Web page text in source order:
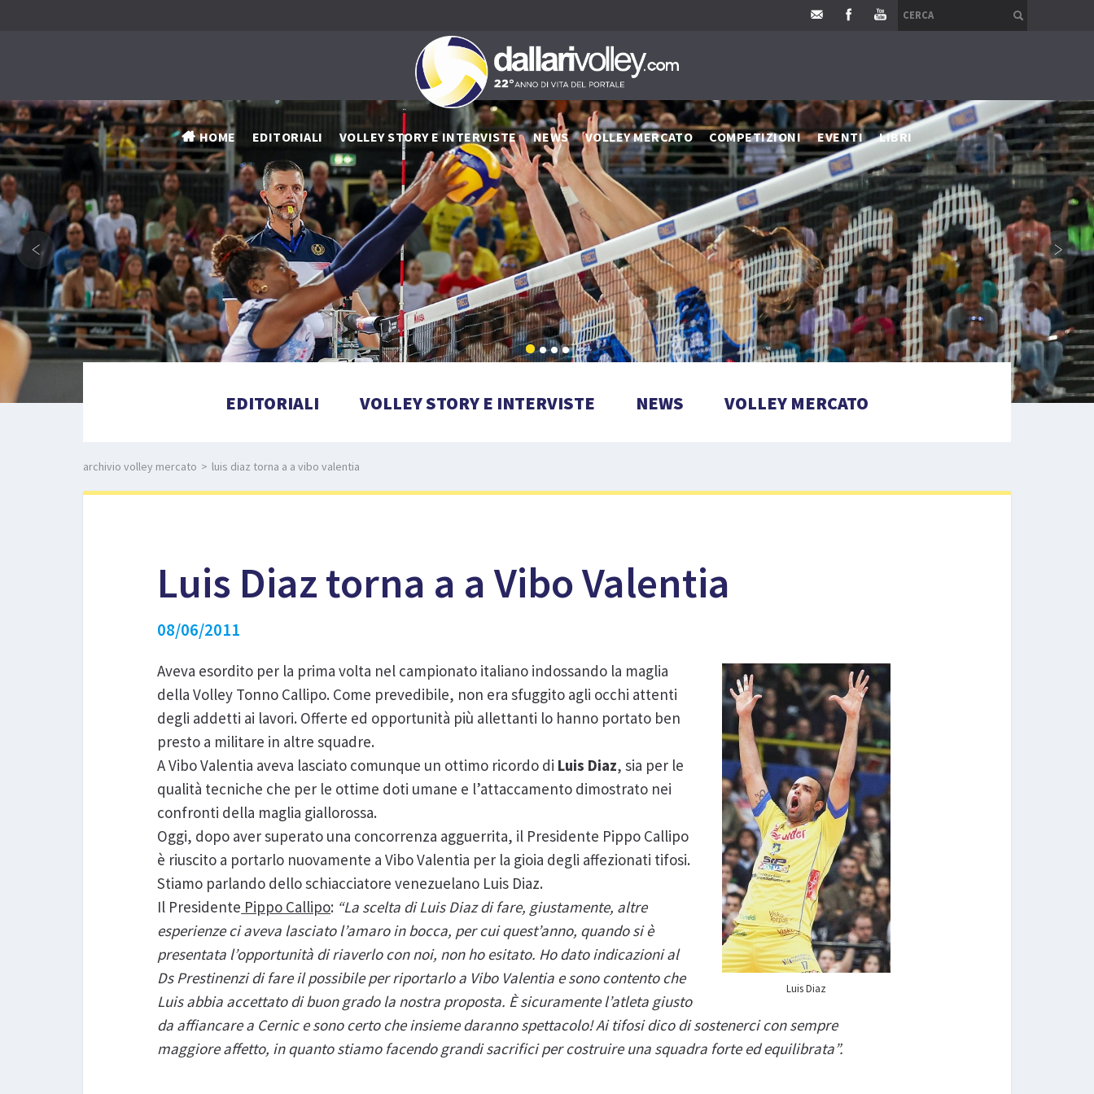
HOME EDITORIALI VOLLEY STORY E INTERVISTE NEWS VOLLEY MERCATO COMPETIZIONI EVENTI LIBRI
‹ ›
EDITORIALI VOLLEY STORY E INTERVISTE NEWS VOLLEY MERCATO
archivio volley mercato > luis diaz torna a a vibo valentia
Luis Diaz torna a a Vibo Valentia
08/06/2011
Luis Diaz
Aveva esordito per la prima volta nel campionato italiano indossando la maglia
della Volley Tonno Callipo. Come prevedibile, non era sfuggito agli occhi attenti
degli addetti ai lavori. Offerte ed opportunità più allettanti lo hanno portato ben
presto a militare in altre squadre.
A Vibo Valentia aveva lasciato comunque un ottimo ricordo di Luis Diaz, sia per le
qualità tecniche che per le ottime doti umane e l’attaccamento dimostrato nei
confronti della maglia giallorossa.
Oggi, dopo aver superato una concorrenza agguerrita, il Presidente Pippo Callipo
è riuscito a portarlo nuovamente a Vibo Valentia per la gioia degli affezionati tifosi.
Stiamo parlando dello schiacciatore venezuelano Luis Diaz.
Il Presidente Pippo Callipo: “La scelta di Luis Diaz di fare, giustamente, altre
esperienze ci aveva lasciato l’amaro in bocca, per cui quest’anno, quando si è
presentata l’opportunità di riaverlo con noi, non ho esitato. Ho dato indicazioni al
Ds Prestinenzi di fare il possibile per riportarlo a Vibo Valentia e sono contento che
Luis abbia accettato di buon grado la nostra proposta. È sicuramente l’atleta giusto
da affiancare a Cernic e sono certo che insieme daranno spettacolo! Ai tifosi dico di sostenerci con sempre
maggiore affetto, in quanto stiamo facendo grandi sacrifici per costruire una squadra forte ed equilibrata”.